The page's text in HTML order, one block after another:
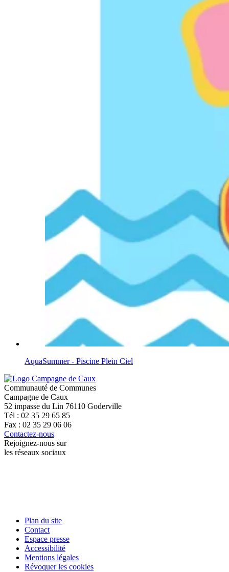
AquaSummer - Piscine Plein Ciel
Communauté de Communes
Campagne de Caux
52 impasse du Lin 76110 Goderville
Tél : 02 35 29 65 85
Fax : 02 35 29 06 06
Contactez-nous
Rejoignez-nous sur
les réseaux sociaux
Plan du site
Contact
Espace presse
Accessibilité
Mentions légales
Révoquer les cookies